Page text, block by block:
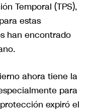
Temporal (TPS),
estas
han encontrado
ahora tiene la
para
expiró el